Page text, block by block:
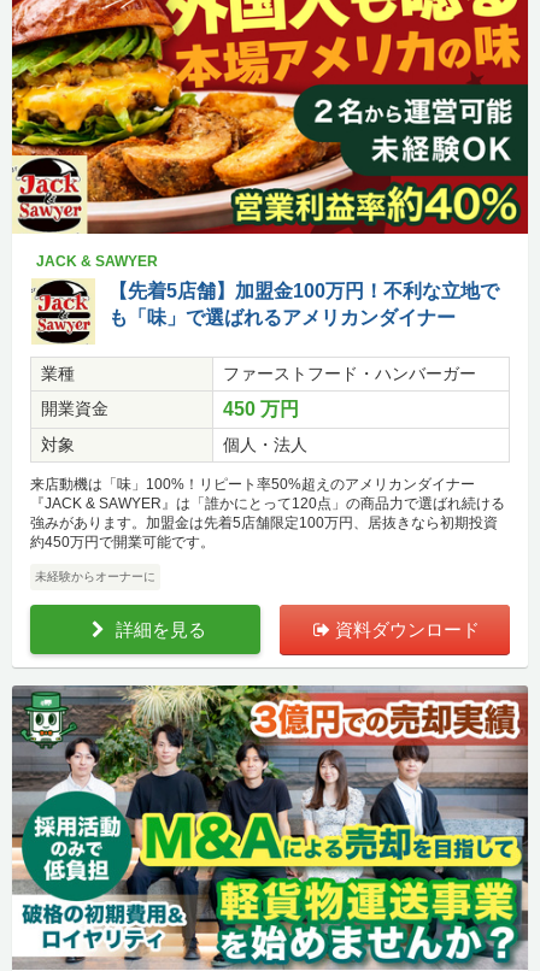
JACK & SAWYER
【先着5店舗】加盟金100万円！不利な立地で
も「味」で選ばれるアメリカンダイナー
業種
ファーストフード・ハンバーガー
開業資金
450 万円
対象 個人・法人
来店動機は「味」100%！リピート率50%超えのアメリカンダイナー
『JACK & SAWYER』は「誰かにとって120点」の商品力で選ばれ続ける
強みがあります。加盟金は先着5店舗限定100万円、居抜きなら初期投資
約450万円で開業可能です。
未経験からオーナーに
詳細を見る 資料ダウンロード